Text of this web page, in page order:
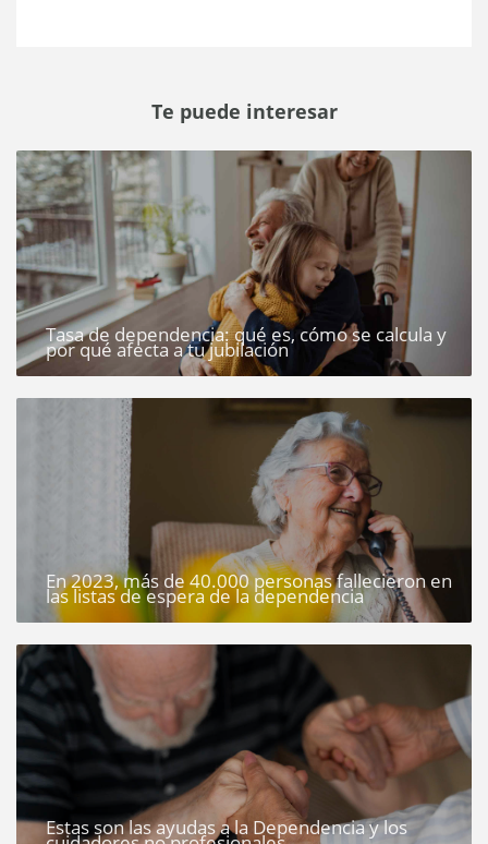
Te puede interesar
Tasa de dependencia: qué es, cómo se calcula y
por qué afecta a tu jubilación
En 2023, más de 40.000 personas fallecieron en
las listas de espera de la dependencia
Estas son las ayudas a la Dependencia y los